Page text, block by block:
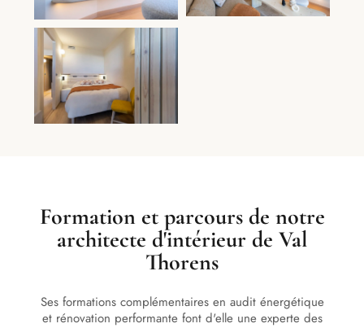
Formation et parcours de notre
architecte d'intérieur de Val
Thorens
Ses formations complémentaires en audit énergétique
et rénovation performante font d'elle une experte des